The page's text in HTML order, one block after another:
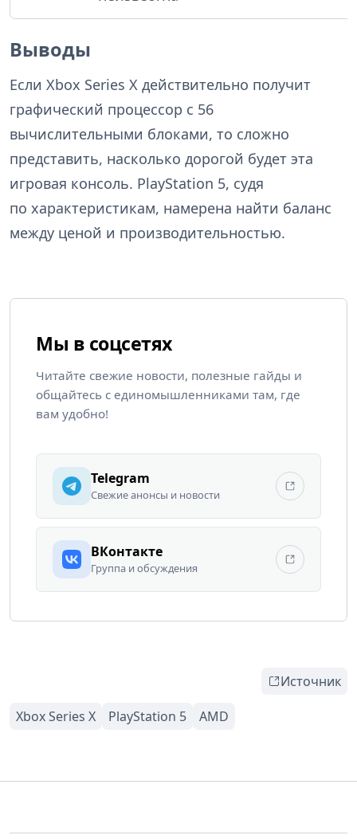
Выводы
Если Xbox Series X действительно получит
графический процессор с 56
вычислительными блоками, то сложно
представить, насколько дорогой будет эта
игровая консоль. PlayStation 5, судя
по характеристикам, намерена найти баланс
между ценой и производительностью.
Мы в соцсетях
Читайте свежие новости, полезные гайды и
общайтесь с единомышленниками там, где
вам удобно!
Telegram
Свежие анонсы и новости
ВКонтакте
Группа и обсуждения
Источник